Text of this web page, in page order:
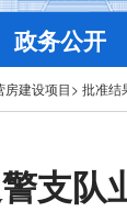
政务公开
房建设项目> 批准结
支队